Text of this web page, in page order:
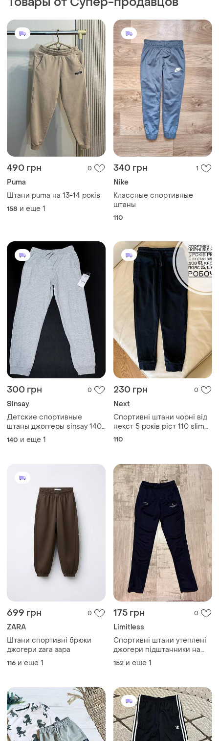
490 грн 0
Puma
Штани puma на 13-14 років
158 и еще 1
340 грн 1
Nike
Классные спортивные
штаны
110
300 грн 0
Sinsay
Детские спортивные
штаны джоггеры sinsay 140-
146р 8222
140 и еще 1
230 грн 0
Next
Спортивні штани чорні від
некст 5 років ріст 110 slim
стан відмінний дов 63, крок
110
699 грн 0
ZARA
Штани спортивні брюки
джогери zara зара
116 и еще 1
175 грн 0
Limitless
Спортивні штани утеплені
джогери підштанники на
хлопця 11 12 років
152 и еще 1